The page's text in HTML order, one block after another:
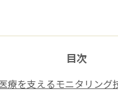
目次
療を支えるモニタリング